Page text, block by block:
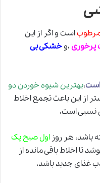
است و اگر از این
پرخوری،وخشکی بی
،بهترین شیوه خوردن دو
از این باعث تجمع اخلاط
نسبی است،
هر روز اول صبح یک
تا اخلاط باقی مانده از
غذای جدید باشد،